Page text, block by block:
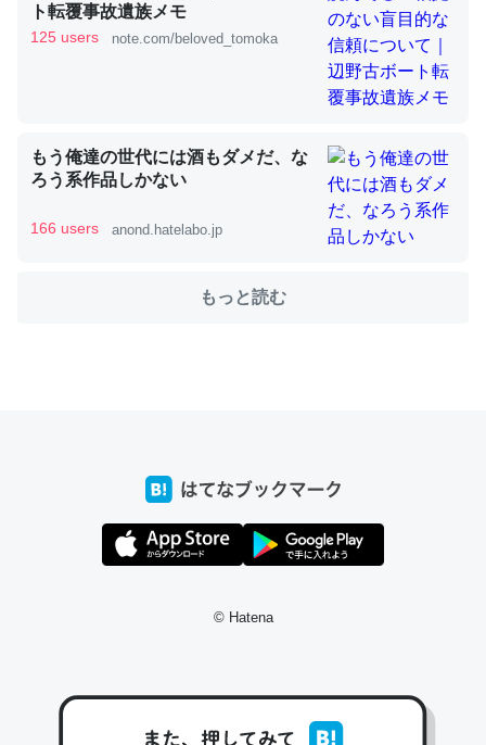
ウチもEchoを実家に置いて４年。でたまに覗いてる。ぼ
ちぼちRingも置こうかと画策中。あと、Googleマップで
これ見て生きてるなって分かる。
─たまにLINEするくらいだった遠方の父67歳と僕。ITツール導入で
コミュニケーションが劇的に変化した｜tayorini by LIFULL介護
コミュニケーションが劇的に変化した｜tayorini by LIFULL介護
私も3年前ぐらいに祖母の家に設置した。ポケットWifiみ
https://toyoshi.hatenablog.com/entry/2019/05/15/1805
ト転覆事故遺族メモ
125 users note.com/beloved_tomoka
もう俺達の世代には酒もダメだ、な
ろう系作品しかない
166 users anond.hatelabo.jp
もっと読む
© Hatena